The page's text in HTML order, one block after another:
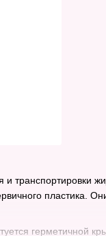
и транспортировки
пластика.
герметичной